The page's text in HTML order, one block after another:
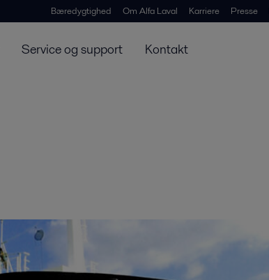
Bæredygtighed Om Alfa Laval Karriere Presse
Service og support Kontakt